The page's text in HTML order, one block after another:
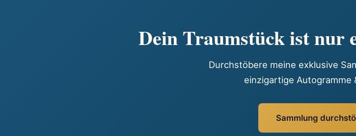
Dein Traumstück ist nur
Durchstöbere meine exklusive
einzigartige Autogramme
Sammlung